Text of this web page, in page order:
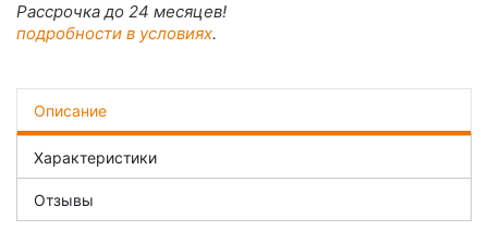
Рассрочка до 24 месяцев!
подробности в условиях.
Описание
Характеристики
Отзывы